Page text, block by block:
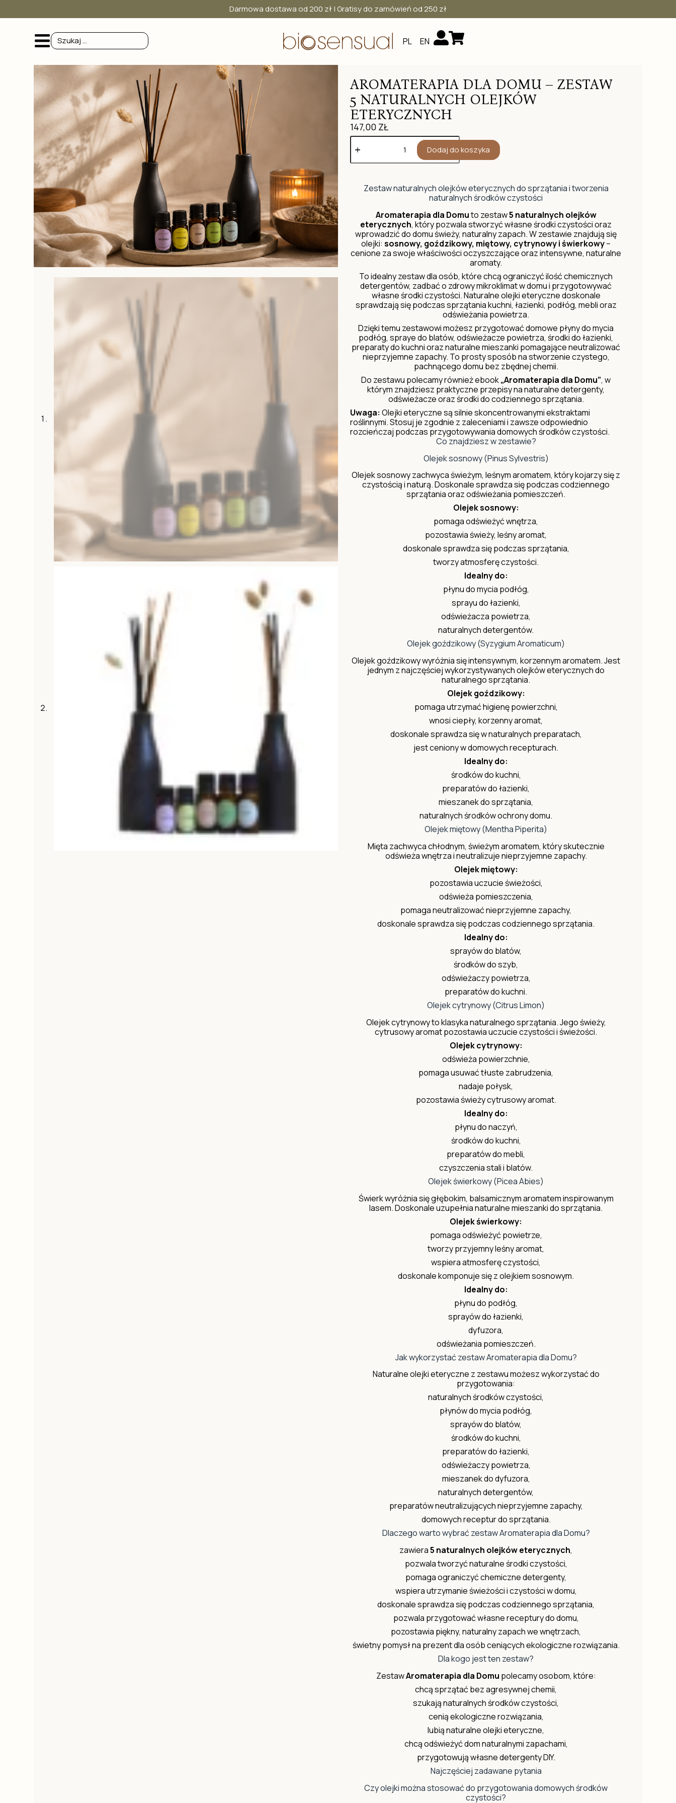
Darmowa dostawa od 200 zł | Gratisy do zamówień od 250 zł
PL EN
AROMATERAPIA DLA DOMU – ZESTAW
5 NATURALNYCH OLEJKÓW
ETERYCZNYCH
147,00 ZŁ
Dodaj do koszyka
Zestaw naturalnych olejków eterycznych do sprzątania i tworzenia
naturalnych środków czystości
Aromaterapia dla Domuto zestaw5 naturalnych olejków
eterycznych, który pozwala stworzyć własne środki czystości oraz
wprowadzić do domu świeży, naturalny zapach. W zestawie znajdują się
olejki:sosnowy, goździkowy, miętowy, cytrynowy i świerkowy–
cenione za swoje właściwości oczyszczające oraz intensywne, naturalne
aromaty.
To idealny zestaw dla osób, które chcą ograniczyć ilość chemicznych
detergentów, zadbać o zdrowy mikroklimat w domu i przygotowywać
własne środki czystości. Naturalne olejki eteryczne doskonale
sprawdzają się podczas sprzątania kuchni, łazienki, podłóg, mebli oraz
odświeżania powietrza.
Dzięki temu zestawowi możesz przygotować domowe płyny do mycia
podłóg, spraye do blatów, odświeżacze powietrza, środki do łazienki,
preparaty do kuchni oraz naturalne mieszanki pomagające neutralizować
nieprzyjemne zapachy. To prosty sposób na stworzenie czystego,
pachnącego domu bez zbędnej chemii.
Do zestawu polecamy również ebook„Aromaterapia dla Domu”, w
którym znajdziesz praktyczne przepisy na naturalne detergenty,
odświeżacze oraz środki do codziennego sprzątania.
Uwaga: Olejki eteryczne są silnie skoncentrowanymi ekstraktami
roślinnymi. Stosuj je zgodnie z zaleceniami i zawsze odpowiednio
rozcieńczaj podczas przygotowywania domowych środków czystości.
Co znajdziesz w zestawie?
Olejek sosnowy (Pinus Sylvestris)
Olejek sosnowy zachwyca świeżym, leśnym aromatem, który kojarzy się z
czystością i naturą. Doskonale sprawdza się podczas codziennego
sprzątania oraz odświeżania pomieszczeń.
Olejek sosnowy:
pomaga odświeżyć wnętrza,
pozostawia świeży, leśny aromat,
doskonale sprawdza się podczas sprzątania,
tworzy atmosferę czystości.
Idealny do:
płynu do mycia podłóg,
sprayu do łazienki,
odświeżacza powietrza,
naturalnych detergentów.
Olejek goździkowy (Syzygium Aromaticum)
Olejek goździkowy wyróżnia się intensywnym, korzennym aromatem. Jest
jednym z najczęściej wykorzystywanych olejków eterycznych do
naturalnego sprzątania.
Olejek goździkowy:
pomaga utrzymać higienę powierzchni,
wnosi ciepły, korzenny aromat,
doskonale sprawdza się w naturalnych preparatach,
jest ceniony w domowych recepturach.
Idealny do:
środków do kuchni,
preparatów do łazienki,
mieszanek do sprzątania,
naturalnych środków ochrony domu.
Olejek miętowy (Mentha Piperita)
Mięta zachwyca chłodnym, świeżym aromatem, który skutecznie
odświeża wnętrza i neutralizuje nieprzyjemne zapachy.
Olejek miętowy:
pozostawia uczucie świeżości,
odświeża pomieszczenia,
pomaga neutralizować nieprzyjemne zapachy,
doskonale sprawdza się podczas codziennego sprzątania.
Idealny do:
sprayów do blatów,
środków do szyb,
odświeżaczy powietrza,
preparatów do kuchni.
Olejek cytrynowy (Citrus Limon)
Olejek cytrynowy to klasyka naturalnego sprzątania. Jego świeży,
cytrusowy aromat pozostawia uczucie czystości i świeżości.
Olejek cytrynowy:
odświeża powierzchnie,
pomaga usuwać tłuste zabrudzenia,
nadaje połysk,
pozostawia świeży cytrusowy aromat.
Idealny do:
płynu do naczyń,
środków do kuchni,
preparatów do mebli,
czyszczenia stali i blatów.
Olejek świerkowy (Picea Abies)
Świerk wyróżnia się głębokim, balsamicznym aromatem inspirowanym
lasem. Doskonale uzupełnia naturalne mieszanki do sprzątania.
Olejek świerkowy:
pomaga odświeżyć powietrze,
tworzy przyjemny leśny aromat,
wspiera atmosferę czystości,
doskonale komponuje się z olejkiem sosnowym.
Idealny do:
płynu do podłóg,
sprayów do łazienki,
dyfuzora,
odświeżania pomieszczeń.
Jak wykorzystać zestaw Aromaterapia dla Domu?
Naturalne olejki eteryczne z zestawu możesz wykorzystać do
przygotowania:
naturalnych środków czystości,
płynów do mycia podłóg,
sprayów do blatów,
środków do kuchni,
preparatów do łazienki,
odświeżaczy powietrza,
mieszanek do dyfuzora,
naturalnych detergentów,
preparatów neutralizujących nieprzyjemne zapachy,
domowych receptur do sprzątania.
Dlaczego warto wybrać zestaw Aromaterapia dla Domu?
zawiera5 naturalnych olejków eterycznych,
pozwala tworzyć naturalne środki czystości,
pomaga ograniczyć chemiczne detergenty,
wspiera utrzymanie świeżości i czystości w domu,
doskonale sprawdza się podczas codziennego sprzątania,
pozwala przygotować własne receptury do domu,
pozostawia piękny, naturalny zapach we wnętrzach,
świetny pomysł na prezent dla osób ceniących ekologiczne rozwiązania.
Dla kogo jest ten zestaw?
ZestawAromaterapia dla Domu polecamy osobom, które:
chcą sprzątać bez agresywnej chemii,
szukają naturalnych środków czystości,
cenią ekologiczne rozwiązania,
lubią naturalne olejki eteryczne,
chcą odświeżyć dom naturalnymi zapachami,
przygotowują własne detergenty DIY.
Najczęściej zadawane pytania
Czy olejki można stosować do przygotowania domowych środków
czystości?